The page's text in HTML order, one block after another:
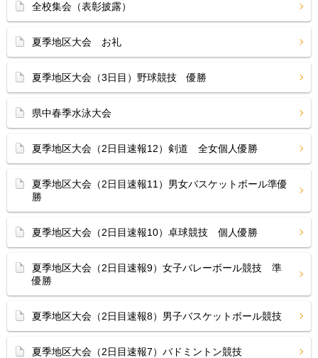
全校集会（表彰披露）
夏季地区大会 お礼
夏季地区大会（3日目）野球競技 優勝
県中春季水泳大会
夏季地区大会（2日目速報12）剣道 全女個人優勝
夏季地区大会（2日目速報11）男女バスケットボール準優
勝
夏季地区大会（2日目速報10）卓球競技 個人優勝
夏季地区大会（2日目速報9）女子バレーボール競技 準
優勝
夏季地区大会（2日目速報8）男子バスケットボール競技
夏季地区大会（2日目速報7）バドミントン競技